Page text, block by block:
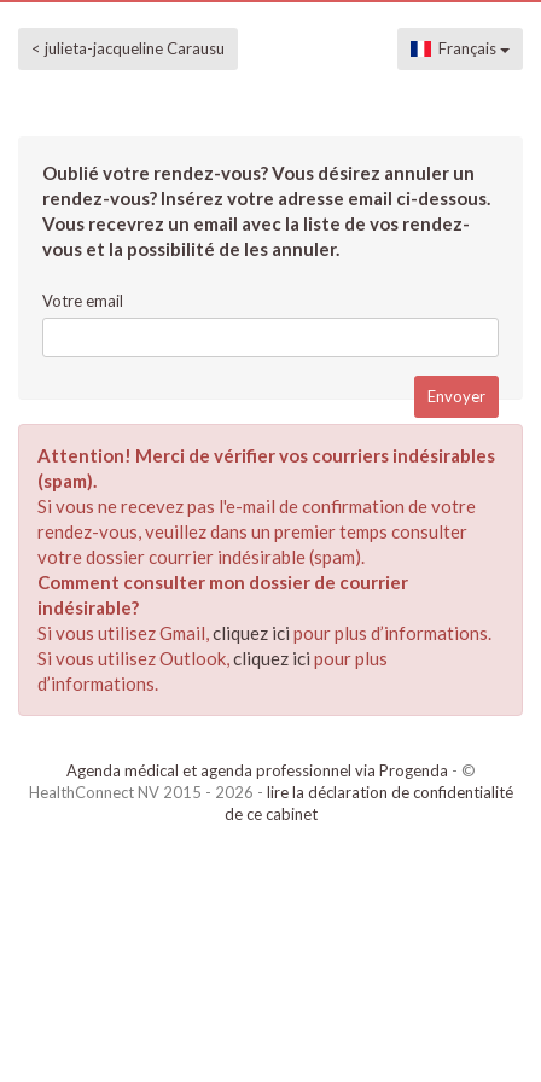
< julieta-jacqueline Carausu Français
Oublié votre rendez-vous? Vous désirez annuler un
rendez-vous? Insérez votre adresse email ci-dessous.
Vous recevrez un email avec la liste de vos rendez-
vous et la possibilité de les annuler.
Votre email
Attention! Merci de vérifier vos courriers indésirables
(spam).
Si vous ne recevez pas l'e-mail de confirmation de votre
rendez-vous, veuillez dans un premier temps consulter
votre dossier courrier indésirable (spam).
Comment consulter mon dossier de courrier
indésirable?
Si vous utilisez Gmail,cliquez ici pour plus d’informations.
Si vous utilisez Outlook,cliquez ici pour plus
d’informations.
Agenda médical et agenda professionnel via Progenda - ©
HealthConnect NV 2015 - 2026 - lire la déclaration de confidentialité
de ce cabinet